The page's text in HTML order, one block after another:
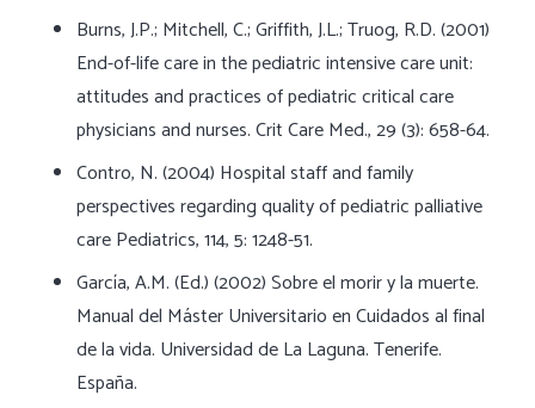
Burns, J.P.; Mitchell, C.; Griffith, J.L.; Truog, R.D. (2001)
End-of-life care in the pediatric intensive care unit:
attitudes and practices of pediatric critical care
physicians and nurses. Crit Care Med., 29 (3): 658-64.
Contro, N. (2004) Hospital staff and family
perspectives regarding quality of pediatric palliative
care Pediatrics, 114, 5: 1248-51.
García, A.M. (Ed.) (2002) Sobre el morir y la muerte.
Manual del Máster Universitario en Cuidados al final
de la vida. Universidad de La Laguna. Tenerife.
España.